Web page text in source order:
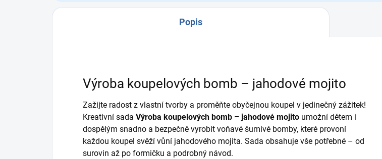
Popis
Výroba koupelových bomb – jahodové mojito
Zažijte radost z vlastní tvorby a proměňte obyčejnou koupel v jedinečný zážitek!
Kreativní sada Výroba koupelových bomb – jahodové mojito umožní dětem i
dospělým snadno a bezpečně vyrobit voňavé šumivé bomby, které provoní
každou koupel svěží vůní jahodového mojita. Sada obsahuje vše potřebné – od
surovin až po formičku a podrobný návod.